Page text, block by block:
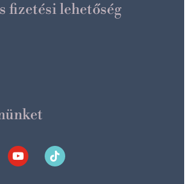
fizetési lehetőség
youtube tiktok